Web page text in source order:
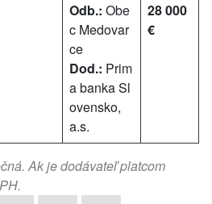
Odb.: Obe
c Medovar
ce
Dod.: Prim
a banka Sl
ovensko,
a.s.
28 000
€
Ak je dodávateľ platcom